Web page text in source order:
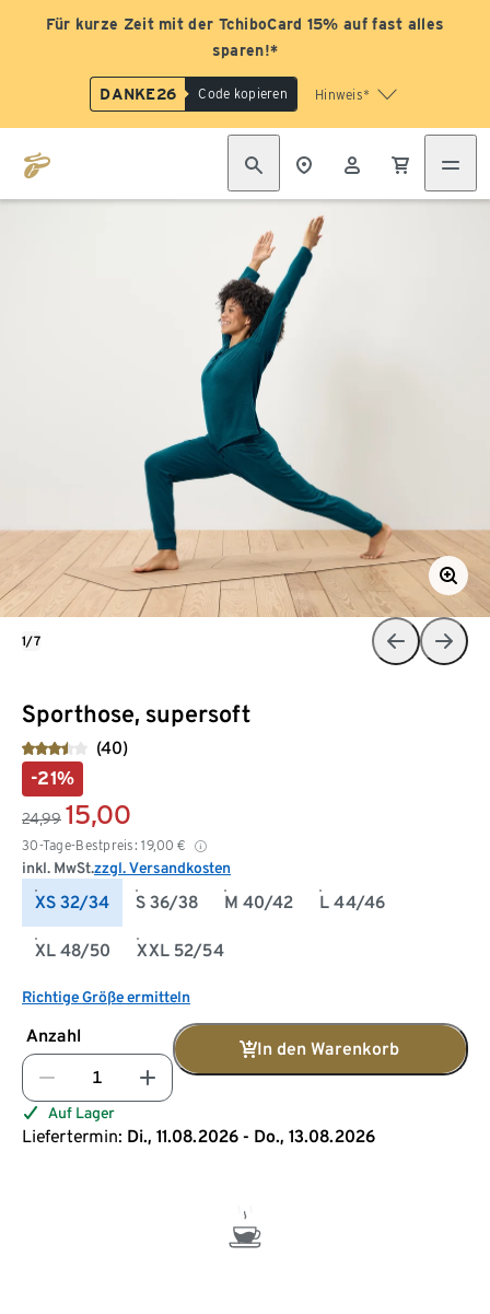
Für kurze Zeit mit der TchiboCard 15% auf fast alles
sparen!*
DANKE26 Code kopieren Hinweis*
Sporthose, supersoft
(40)
-21%
24,99 15,00
30-Tage-Bestpreis: 19,00 €
inkl. MwSt.zzgl. Versandkosten
XS 32/34 S 36/38 M 40/42 L 44/46
XL 48/50 XXL 52/54
Richtige Größe ermitteln
Anzahl
In den Warenkorb
Auf Lager
Liefertermin: Di., 11.08.2026 - Do., 13.08.2026
1/7